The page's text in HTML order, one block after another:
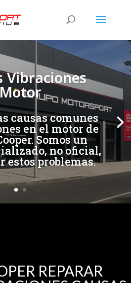
Vibraciones
Motor
causas comunes
en el motor de
Somos un
no oficial,
estos problemas.
REPARAR